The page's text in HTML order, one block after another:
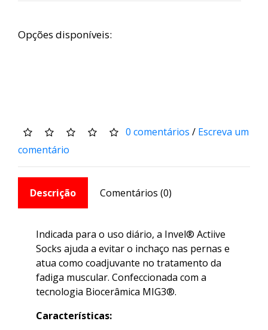
Opções disponíveis:
0 comentários / Escreva um
comentário
Descrição Comentários (0)
Indicada para o uso diário, a Invel® Actiive
Socks ajuda a evitar o inchaço nas pernas e
atua como coadjuvante no tratamento da
fadiga muscular. Confeccionada com a
tecnologia Biocerâmica MIG3®.
Características: